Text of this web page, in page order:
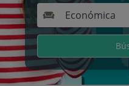
Económica